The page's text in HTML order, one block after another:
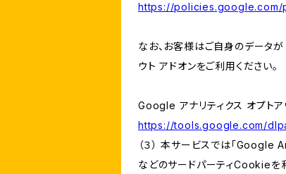
https://policies.google.com/
なお、お客様はご自身のデータ
ウト アドオンをご利用ください。
Google アナリティクス オプトア
https://tools.google.com/
（３） 本サービスでは「
などのサードパーティCookieを